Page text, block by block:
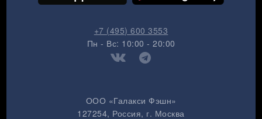
+7 (495) 600 3553
Пн - Вс: 10:00 - 20:00
ООО «Галакси Фэшн»
127254, Россия, г. Москва